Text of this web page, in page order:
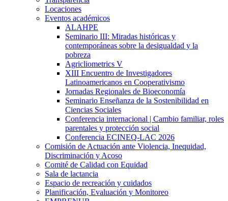
Locaciones
Eventos académicos
ALAHPE
Seminario III: Miradas históricas y
contemporáneas sobre la desigualdad y la
pobreza
Agricliometrics V
XIII Encuentro de Investigadores
Latinoamericanos en Cooperativismo
Jornadas Regionales de Bioeconomía
Seminario Enseñanza de la Sostenibilidad en
Ciencias Sociales
Conferencia internacional | Cambio familiar, roles
parentales y protección social
Conferencia ECINEQ-LAC 2026
Comisión de Actuación ante Violencia, Inequidad,
Discriminación y Acoso
Comité de Calidad con Equidad
Sala de lactancia
Espacio de recreación y cuidados
Planificación, Evaluación y Monitoreo